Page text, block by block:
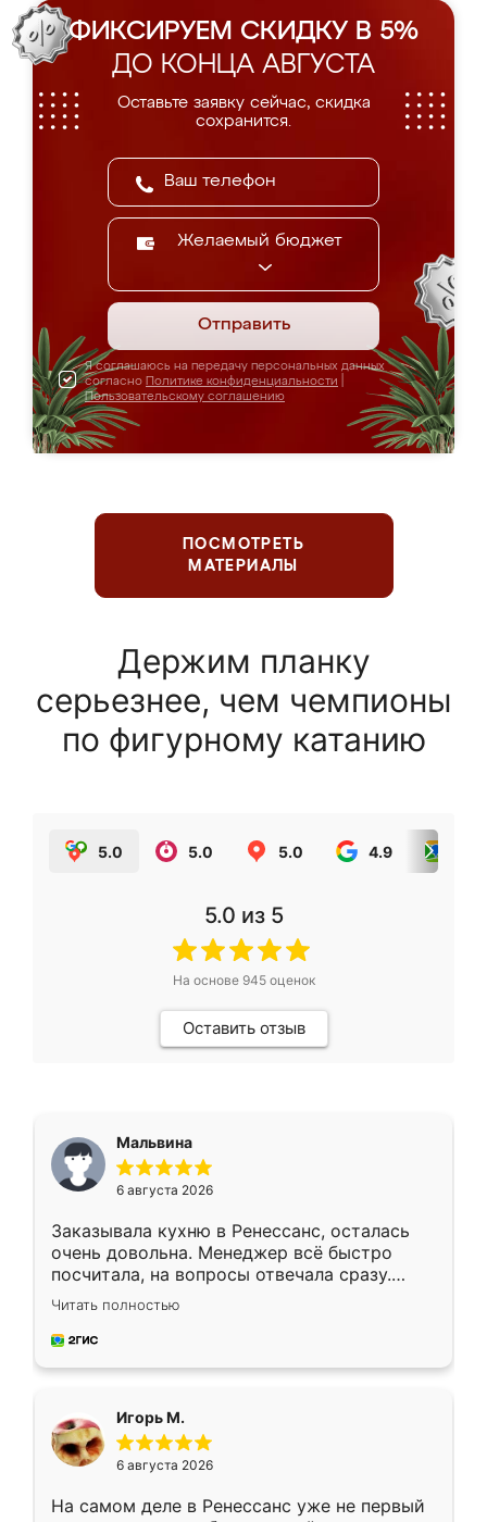
ФИКСИРУЕМ СКИДКУ В 5%
ДО КОНЦА АВГУСТА
Оставьте заявку сейчас, скидка
сохранится.
Желаемый бюджет
Отправить
Я соглашаюсь на передачу персональных данных
согласно Политике конфиденциальности
Пользовательскому соглашению
ПОСМОТРЕТЬ
МАТЕРИАЛЫ
Держим планку
серьезнее, чем чемпионы
по фигурному катанию
5.0 5.0 5.0 4.9
5.0 из 5
На основе 945оценок
Оставить отзыв
Мальвина
6 августа 2026
Заказывала кухню в Ренессанс, осталась
очень довольна. Менеджер всё быстро
посчитала, на вопросы отвечала сразу.
Замерщик приехал в субботу, подошёл к
делу со всей ответственностью. Собрали
за день, ребята работали аккуратно, даже
Читать полностью
Игорь М.
6 августа 2026
На самом деле в Ренессанс уже не первый